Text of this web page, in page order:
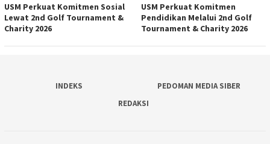
USM Perkuat Komitmen Sosial
Lewat 2nd Golf Tournament &
Charity 2026
USM Perkuat Komitmen
Pendidikan Melalui 2nd Golf
Tournament & Charity 2026
INDEKS
PEDOMAN MEDIA SIBER
REDAKSI